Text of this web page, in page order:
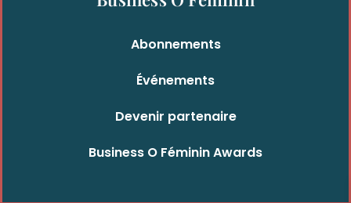
Abonnements
Événements
Devenir partenaire
Business O Féminin Awards